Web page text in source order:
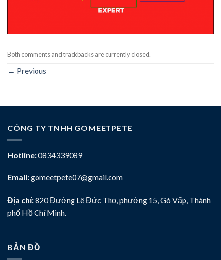
Both comments and trackbacks are currently closed.
← Previous
CÔNG TY TNHH GOMEETPETE
Hotline:0834339089
Email:gomeetpete07@gmail.com
Địa chỉ:820 Đường Lê Đức Thọ, phường 15, Gò Vấp, Thành
phố Hồ Chí Minh.
BẢN ĐỒ